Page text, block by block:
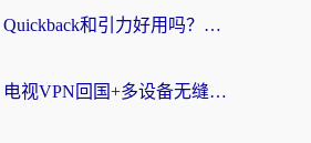
海外党必看：Quickback和引力好用吗？3分钟搞懂回国加速器怎么选
海外党必看：电视VPN回国+多设备无缝访问国内资源的实用指南